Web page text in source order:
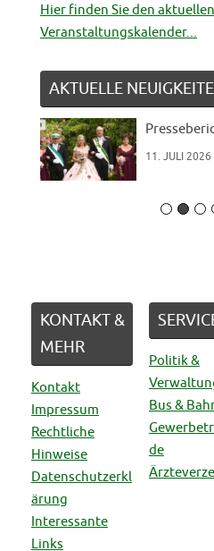
Hier finden Sie den aktuellen
Veranstaltungskalender...
AKTUELLE
zum Schützenfest
KONTAKT &
MEHR
Kontakt
Impressum
Rechtliche
Hinweise
Datenschutzerkl
ärung
Interessante
Links
Politik &
Bus &
de